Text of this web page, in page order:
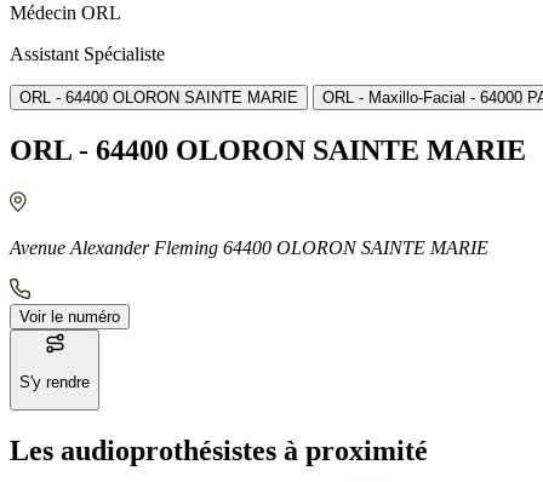
Médecin ORL
Assistant Spécialiste
ORL - 64400 OLORON SAINTE MARIE ORL - Maxillo-Facial - 64000
ORL - 64400 OLORON SAINTE MARIE
Avenue Alexander Fleming 64400 OLORON SAINTE MARIE
Voir le numéro
S'y rendre
Les audioprothésistes à proximité